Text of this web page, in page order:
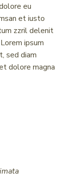
eu
et iusto
zzril delenit
ipsum
sed diam
dolore magna